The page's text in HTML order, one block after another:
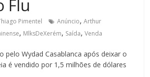
Flu
Pimentel Anúncio,Arthur
, MlksDeXerém, Saída,Venda
pelo Wydad Casablanca após deixar o
é vendido por 1,5 milhões de dólares